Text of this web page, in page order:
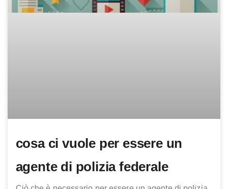
cosa ci vuole per essere un
agente di polizia federale